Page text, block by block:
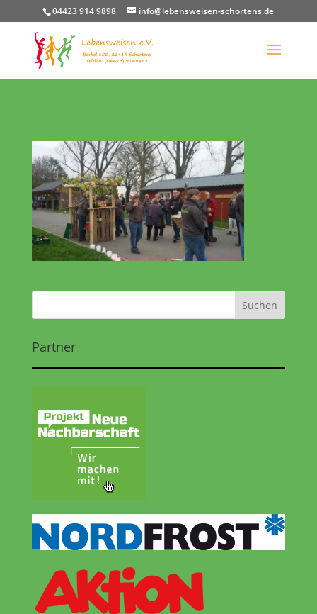
04423 914 9898 info@lebensweisen-schortens.de
Partner